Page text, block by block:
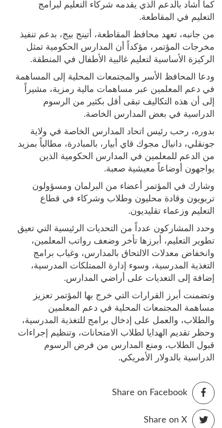
كما أشاد بالدعم الذي يقدمه شركاء التعليم لبرامج
التعليم في المقاطعة.
من جانبه، تعهد محافظ المقاطعة، أتينج بيج، بدعم تنفيذ
مخرجات المؤتمر، مؤكداً أن المدارس الحكومية تمثل
الركيزة الأساسية لتعليم غالبية الأطفال في المنطقة.
ودعا المحافظ الأسر والمجتمعات المحلية إلى المساهمة
في دعم المعلمين عبر مساهمات مالية رمزية، مشيراً
إلى أن هذه التكاليف تبقى أقل بكثير من الرسوم
الدراسية في بعض المدارس الخاصة.
بدوره، رحب رئيس اتحاد المدارس الخاصة في ولاية
جونقلي، دانيال مجوك قاي أبيار، بالمبادرة، مطالباً بمزيد
من الدعم للمعلمين في المدارس الحكومية الذين
يواجهون أوضاعاً معيشية صعبة.
وشارك في المؤتمر أعضاء من البرلمان ومسؤولون
تربويون وقادة محليون وطلاب وشركاء في قطاع
التعليم وزعماء تقليديون.
وحدد المشاركون عدداً من التحديات الرئيسية التي تعيق
تطوير التعليم، أبرزها تأخر وضعف رواتب المعلمين،
وانخفاض معدلات الالتحاق بالمدارس، وغياب برامج
التغذية المدرسية، وسوء إدارة الممتلكات المدرسية،
إضافة إلى التعديات على أراضي المدارس.
وتضمنت أبرز القرارات التي خرج بها المؤتمر تعزيز
مساهمة المجتمعات المحلية في دعم المعلمين
والطلاب، والعمل على إدخال برامج للتغذية المدرسية،
وحظر تقديم الهدايا لطلاب الامتحانات، وتنظيم إجراءات
قبول الطلاب، ومنع المدارس من فرض الرسوم
الدراسية بالدولار الأمريكي.
Share on Facebook
Share on X